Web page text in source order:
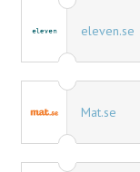
eleven.se
Mat.se